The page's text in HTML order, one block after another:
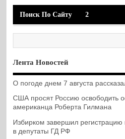
Поиск По Сайту 2
Лента Новостей
О погоде днем 7 августа
США просят Россию освободить
американца Роберта Гилмана
Избирком завершил регистрацию
в депутаты ГД РФ